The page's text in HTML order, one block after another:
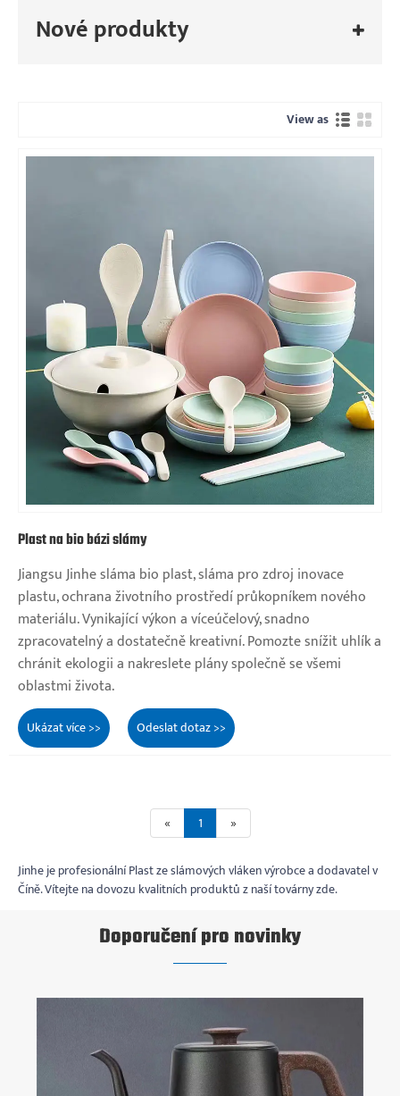
Nové produkty
View as
Plast na bio bázi slámy
Jiangsu Jinhe sláma bio plast, sláma pro zdroj inovace
plastu, ochrana životního prostředí průkopníkem nového
materiálu. Vynikající výkon a víceúčelový, snadno
zpracovatelný a dostatečně kreativní. Pomozte snížit uhlík a
chránit ekologii a nakreslete plány společně se všemi
oblastmi života.
Ukázat více >> Odeslat dotaz >>
« 1 »
Jinhe je profesionální Plast ze slámových vláken výrobce a dodavatel v
Číně. Vítejte na dovozu kvalitních produktů z naší továrny zde.
Doporučení pro novinky